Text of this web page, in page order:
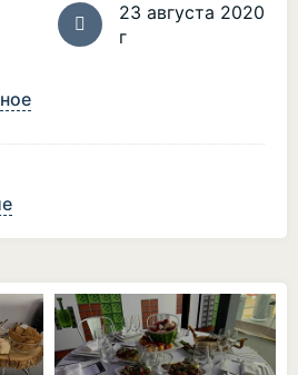
23 августа 2020
г